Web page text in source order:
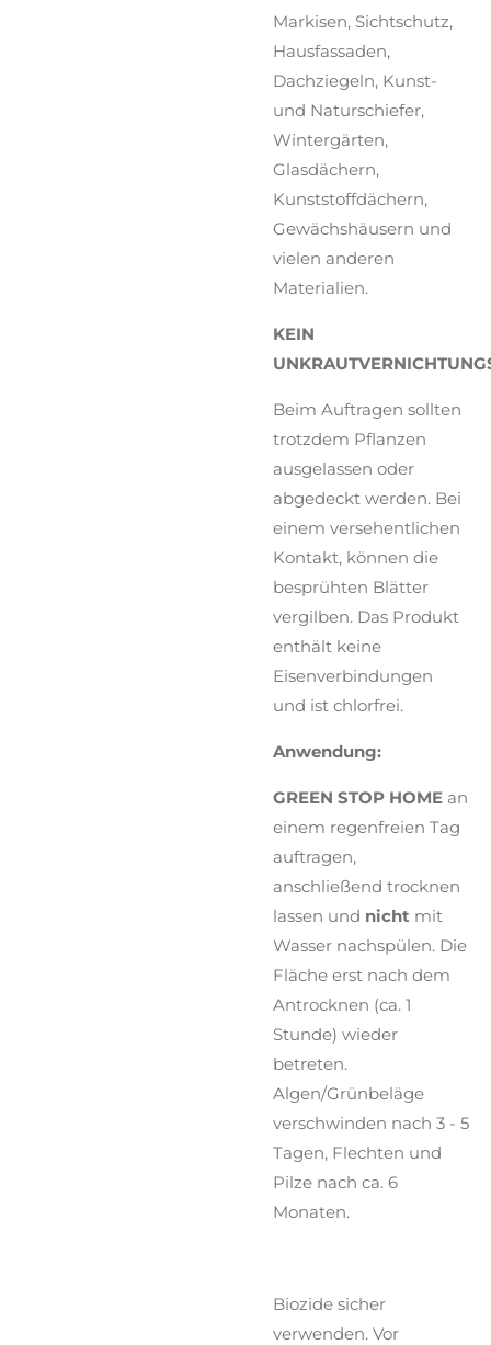
Markisen, Sichtschutz,
Hausfassaden,
Dachziegeln, Kunst-
und Naturschiefer,
Wintergärten,
Glasdächern,
Kunststoffdächern,
Gewächshäusern und
vielen anderen
Materialien.
KEIN
Beim Auftragen sollten
trotzdem Pflanzen
ausgelassen oder
abgedeckt werden. Bei
einem versehentlichen
Kontakt, können die
besprühten Blätter
vergilben. Das Produkt
enthält keine
Eisenverbindungen
und ist chlorfrei.
Anwendung:
GREEN STOP HOME an
einem regenfreien Tag
auftragen,
anschließend trocknen
lassen und nicht mit
Wasser nachspülen. Die
Fläche erst nach dem
Antrocknen (ca. 1
Stunde) wieder
betreten.
Algen/Grünbeläge
verschwinden nach 3 - 5
Tagen, Flechten und
Pilze nach ca. 6
Monaten.
Biozide sicher
verwenden. Vor